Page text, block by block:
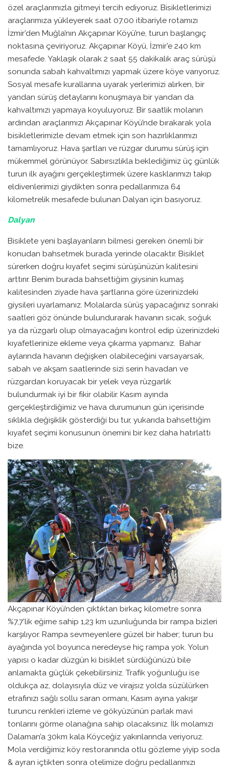
özel araçlarımızla gitmeyi tercih ediyoruz. Bisikletlerimizi
araçlarımıza yükleyerek saat 07.00 itibariyle rotamızı
İzmir’den Muğla’nın Akçapınar Köyü’ne, turun başlangıç
noktasına çeviriyoruz. Akçapınar Köyü, İzmir’e 240 km
mesafede. Yaklaşık olarak 2 saat 55 dakikalık araç sürüşü
sonunda sabah kahvaltımızı yapmak üzere köye varıyoruz.
Sosyal mesafe kurallarına uyarak yerlerimizi alırken, bir
yandan sürüş detaylarını konuşmaya bir yandan da
kahvaltımızı yapmaya koyuluyoruz. Bir saatlik molanın
ardından araçlarımızı Akçapınar Köyü’nde bırakarak yola
bisikletlerimizle devam etmek için son hazırlıklarımızı
tamamlıyoruz. Hava şartları ve rüzgar durumu sürüş için
mükemmel görünüyor. Sabırsızlıkla beklediğimiz üç günlük
turun ilk ayağını gerçekleştirmek üzere kasklarımızı takıp
eldivenlerimizi giydikten sonra pedallarımıza 64
kilometrelik mesafede bulunan Dalyan için basıyoruz.
Dalyan
Bisiklete yeni başlayanların bilmesi gereken önemli bir
konudan bahsetmek burada yerinde olacaktır. Bisiklet
sürerken doğru kıyafet seçimi sürüşünüzün kalitesini
arttırır. Benim burada bahsettiğim giysinin kumaş
kalitesinden ziyade hava şartlarına göre üzerinizdeki
giysileri uyarlamanız. Molalarda sürüş yapacağınız sonraki
saatleri göz önünde bulundurarak havanın sıcak, soğuk
ya da rüzgarlı olup olmayacağını kontrol edip üzerinizdeki
kıyafetlerinize ekleme veya çıkarma yapmanız. Bahar
aylarında havanın değişken olabileceğini varsayarsak,
sabah ve akşam saatlerinde sizi serin havadan ve
rüzgardan koruyacak bir yelek veya rüzgarlık
bulundurmak iyi bir fikir olabilir. Kasım ayında
gerçekleştirdiğimiz ve hava durumunun gün içerisinde
sıklıkla değişiklik gösterdiği bu tur, yukarıda bahsettiğim
kıyafet seçimi konusunun önemini bir kez daha hatırlattı
bize.
Akçapınar Köyü’nden çıktıktan birkaç kilometre sonra
%7,7’lik eğime sahip 1,23 km uzunluğunda bir rampa bizleri
karşılıyor. Rampa sevmeyenlere güzel bir haber; turun bu
ayağında yol boyunca neredeyse hiç rampa yok. Yolun
yapısı o kadar düzgün ki bisiklet sürdüğünüzü bile
anlamakta güçlük çekebilirsiniz. Trafik yoğunluğu ise
oldukça az, dolayısıyla düz ve virajsız yolda süzülürken
etrafınızı sağlı sollu saran ormanı, Kasım ayına yakışır
turuncu renkleri izleme ve gökyüzünün parlak mavi
tonlarını görme olanağına sahip olacaksınız. İlk molamızı
Dalaman’a 30km kala Köyceğiz yakınlarında veriyoruz.
Mola verdiğimiz köy restoranında otlu gözleme yiyip soda
& ayran içtikten sonra otelimize doğru pedallarımızı